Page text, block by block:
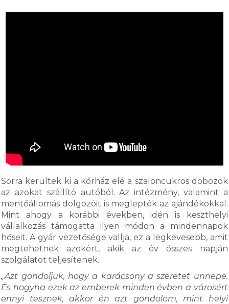
Sorra kerültek ki a kórház elé a szaloncukros dobozok
az azokat szállító autóból. Az intézmény, valamint a
mentőállomás dolgozóit is meglepték az ajándékokkal.
Mint ahogy a korábbi években, idén is keszthelyi
vállalkozás támogatta ilyen módon a mindennapok
hőseit. A gyár vezetősége vallja, ez a legkevesebb, amit
megtehetnek azokért, akik az év összes napján
szolgálatot teljesítenek.
„Azt gondoljuk, hogy a karácsony a szeretet ünnepe.
És hogyha ezek az emberek minden évben a városért
ennyi tesznek, akkor én azt gondolom, mint helyi